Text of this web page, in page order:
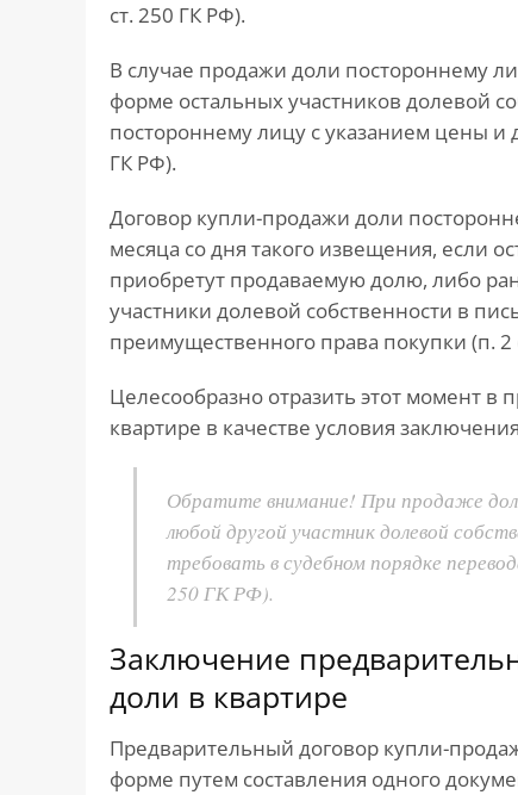
ст. 250 ГК РФ).
В случае продажи доли постороннему
форме остальных участников долевой
постороннему лицу с указанием цены и
ГК РФ).
Договор купли-продажи доли
месяца со дня такого извещения, если
приобретут продаваемую долю, либо
участники долевой собственности в
преимущественного права покупки (п. 2
Целесообразно отразить этот момент
квартире в качестве условия
Обратите внимание! При продаже
любой другой участник долевой
требовать в судебном порядке
250 ГК РФ).
Заключение
доли в квартире
Предварительный договор купли-
форме путем составления одного